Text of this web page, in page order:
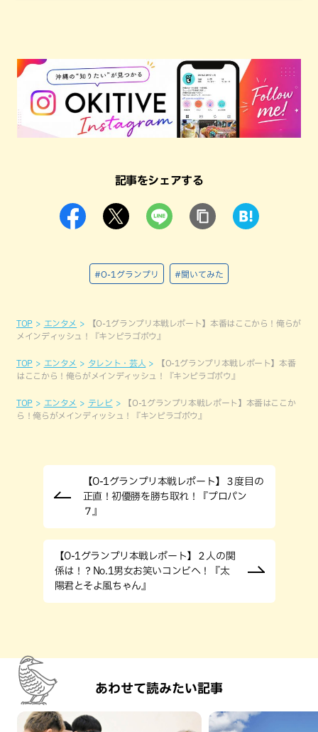
記事をシェアする
#O-1グランプリ #聞いてみた
TOP エンタメ
【O-1グランプリ本戦レポート】本番はここから！俺らが
メインディッシュ！『キンピラゴボウ』
TOP エンタメ タレント・芸人
【O-1グランプリ本戦レポート】本番
はここから！俺らがメインディッシュ！『キンピラゴボウ』
TOP エンタメ テレビ
【O-1グランプリ本戦レポート】本番はここか
ら！俺らがメインディッシュ！『キンピラゴボウ』
【O-1グランプリ本戦レポート】３度目の
正直！初優勝を勝ち取れ！『プロパン
７』
【O-1グランプリ本戦レポート】２人の関
係は！？No.1男女お笑いコンビへ！『太
陽君とそよ風ちゃん』
あわせて読みたい記事